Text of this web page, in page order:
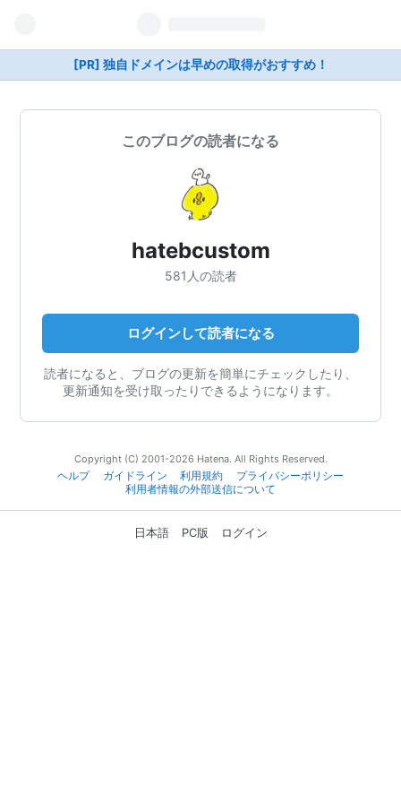
[PR] 独自ドメインは早めの取得がおすすめ！
このブログの読者になる
hatebcustom
581人の読者
ログインして読者になる
読者になると、ブログの更新を簡単にチェックしたり、
更新通知を受け取ったりできるようになります。
Copyright (C) 2001-2026 Hatena. All Rights Reserved.
ヘルプ
ガイドライン 利用規約
プライバシーポリシー
利用者情報の外部送信について
日本語 PC版 ログイン